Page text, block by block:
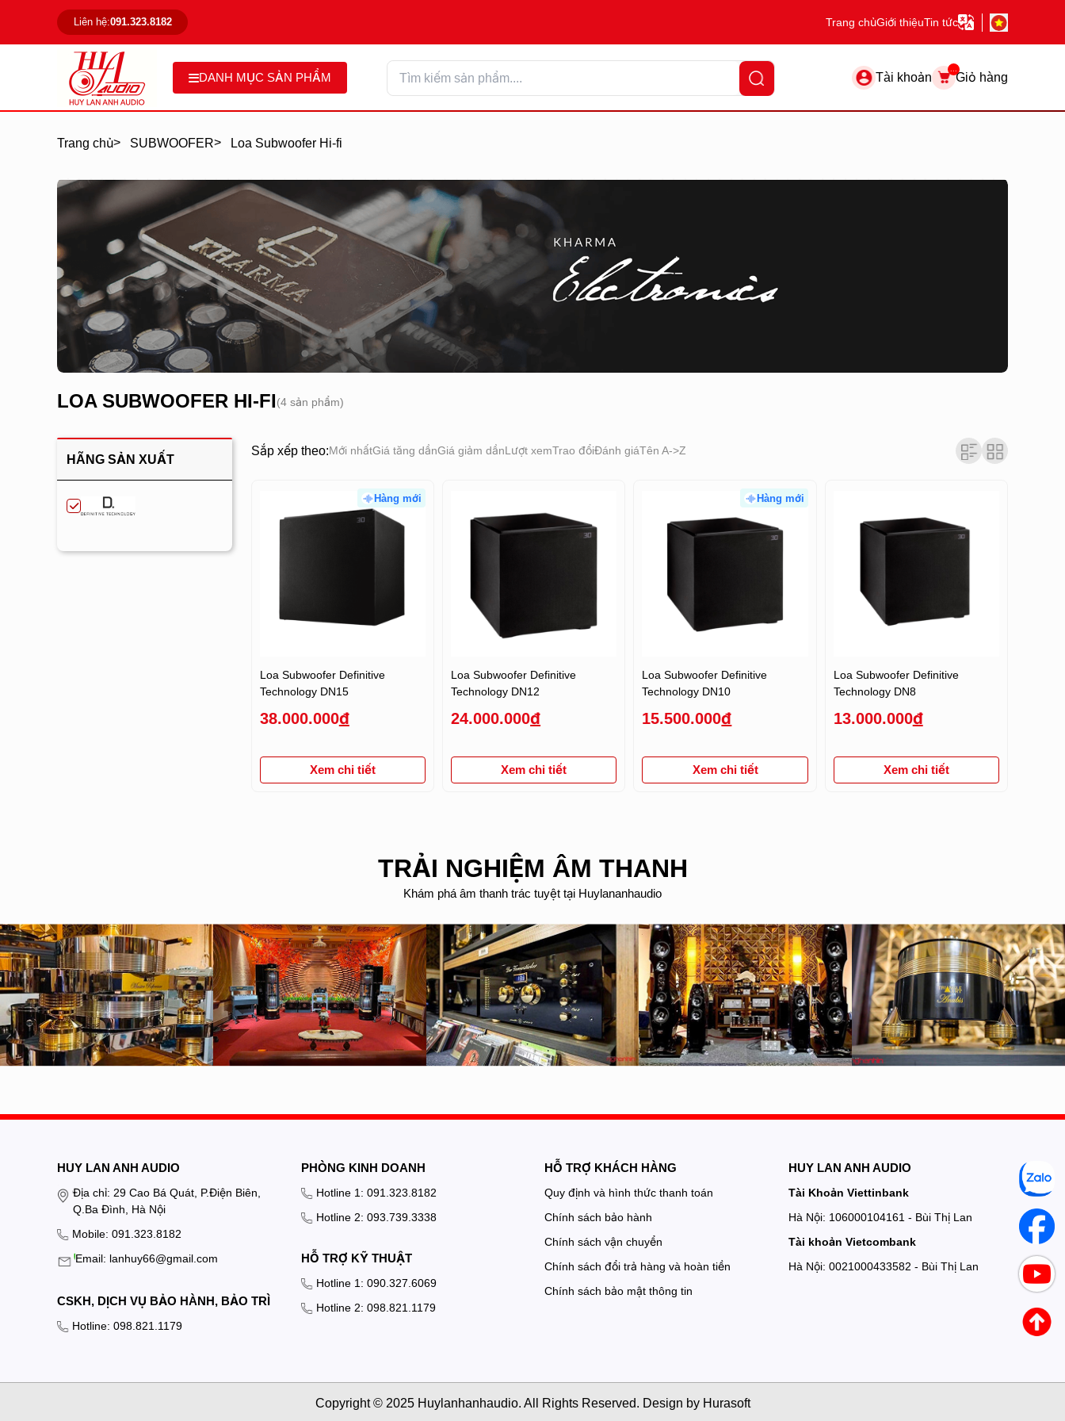
Liên hệ:091.323.8182 Trang chủGiới thiệuTin tức
DANH MỤC SẢN PHẨM Tài khoản
...
Giỏ hàng
Trang chủ> SUBWOOFER> Loa Subwoofer Hi-fi
LOA SUBWOOFER HI-FI(4 sản phẩm)
HÃNG SẢN XUẤT
Sắp xếp theo:Mới nhấtGiá tăng dầnGiá giảm dầnLượt xemTrao đổiĐánh giáTên A->Z
Hàng mới
Loa Subwoofer Definitive
Technology DN15
38.000.000đ
Xem chi tiết
Loa Subwoofer Definitive
Technology DN12
24.000.000đ
Xem chi tiết
Hàng mới
Loa Subwoofer Definitive
Technology DN10
15.500.000đ
Xem chi tiết
Loa Subwoofer Definitive
Technology DN8
13.000.000đ
Xem chi tiết
TRẢI NGHIỆM ÂM THANH
Khám phá âm thanh trác tuyệt tại Huylananhaudio
HUY LAN ANH AUDIO
Địa chỉ: 29 Cao Bá Quát, P.Điện Biên,
Q.Ba Đình, Hà Nội
Mobile: 091.323.8182
Email: lanhuy66@gmail.com
CSKH, DỊCH VỤ BẢO HÀNH, BẢO TRÌ
Hotline: 098.821.1179
PHÒNG KINH DOANH
Hotline 1: 091.323.8182
Hotline 2: 093.739.3338
HỖ TRỢ KỸ THUẬT
Hotline 1: 090.327.6069
Hotline 2: 098.821.1179
HỖ TRỢ KHÁCH HÀNG
Quy định và hình thức thanh toán
Chính sách bảo hành
Chính sách vận chuyển
Chính sách đổi trả hàng và hoàn tiền
Chính sách bảo mật thông tin
HUY LAN ANH AUDIO
Tài Khoản Viettinbank
Hà Nội: 106000104161 - Bùi Thị Lan
Tài khoản Vietcombank
Hà Nội: 0021000433582 - Bùi Thị Lan
Copyright © 2025 Huylanhanhaudio. All Rights Reserved. Design by Hurasoft